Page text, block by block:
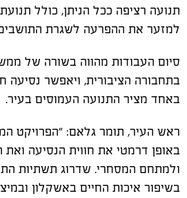
תנועה רציפה ככל הניתן, כולל
למזער את ההפרעה לשגרת
סיום העבודות מהווה בשורה של
בתחבורה הציבורית, ויאפשר נסיעה
באחד מציר התנועה העמוסים בעיר.
ראש העיר, תומר גלאם: "הפרויקט
באופן דרמטי את חווית הנסיעה
ולמתחם המסחרי. שדרוג תשתיות
בשיפור איכות החיים באשקלון